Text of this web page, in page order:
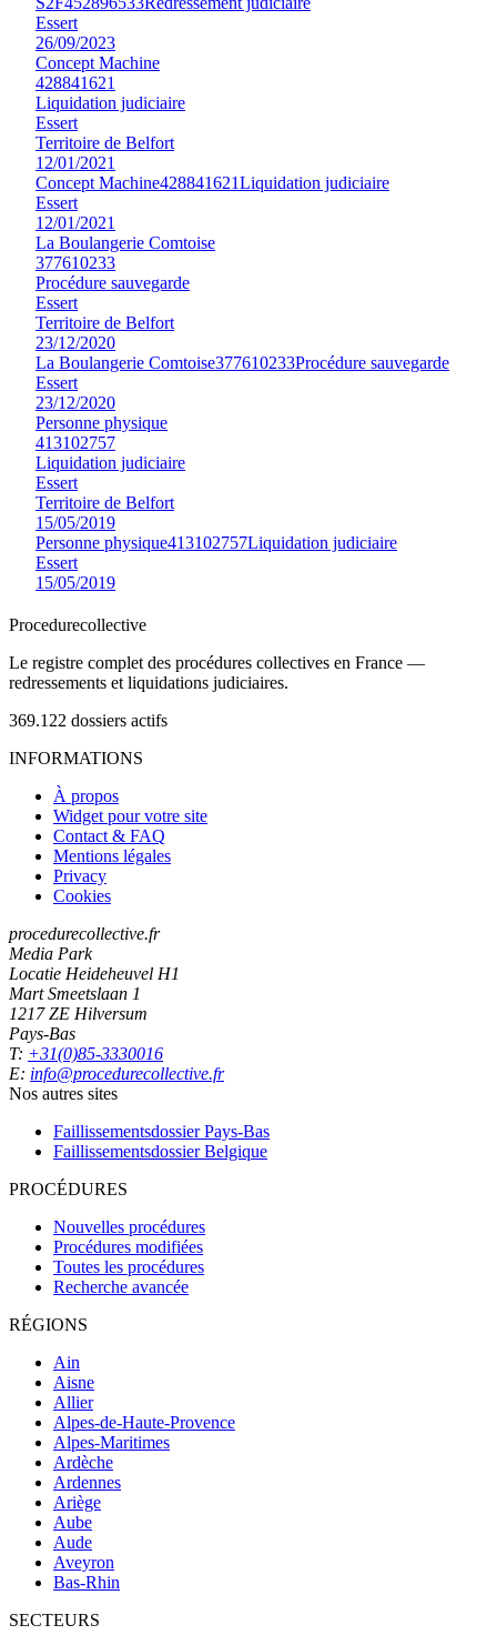
Essert
26/09/2023
Concept Machine
428841621
Liquidation judiciaire
Essert
Territoire de Belfort
12/01/2021
Concept Machine428841621Liquidation judiciaire
Essert
12/01/2021
La Boulangerie Comtoise
377610233
Procédure sauvegarde
Essert
Territoire de Belfort
23/12/2020
La Boulangerie Comtoise377610233Procédure sauvegarde
Essert
23/12/2020
Personne physique
413102757
Liquidation judiciaire
Essert
Territoire de Belfort
15/05/2019
Personne physique413102757Liquidation judiciaire
Essert
15/05/2019
Procedurecollective
Le registre complet des procédures collectives en France —
redressements et liquidations judiciaires.
369.122 dossiers actifs
INFORMATIONS
À propos
Widget pour votre site
Contact & FAQ
Mentions légales
Privacy
Cookies
procedurecollective.fr
Media Park
Locatie Heideheuvel H1
Mart Smeetslaan 1
1217 ZE Hilversum
Pays-Bas
T: +31(0)85-3330016
E: info@procedurecollective.fr
Nos autres sites
Faillissementsdossier Pays-Bas
Faillissementsdossier Belgique
PROCÉDURES
Nouvelles procédures
Procédures modifiées
Toutes les procédures
Recherche avancée
RÉGIONS
Ain
Aisne
Allier
Alpes-de-Haute-Provence
Alpes-Maritimes
Ardèche
Ardennes
Ariège
Aube
Aude
Aveyron
Bas-Rhin
SECTEURS